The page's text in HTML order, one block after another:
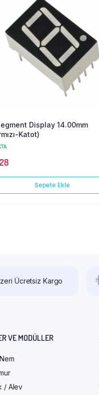
Display 14.00mm
Katot)
Sepete Ekle
Ücretsiz Kargo
VE MODÜLLER
/ Alev